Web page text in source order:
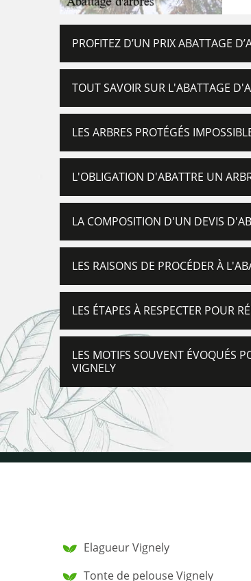
PROFITEZ D’UN PRIX ABATTAGE
TOUT SAVOIR SUR L'ABATTAGE
LES ARBRES PROTÉGÉS
L'OBLIGATION D'ABATTRE UN
LA COMPOSITION D'UN DEVIS
LES RAISONS DE PROCÉDER À
LES ÉTAPES À RESPECTER POUR
LES MOTIFS SOUVENT ÉVOQUÉS
VIGNELY
Elagueur Vignely
Tonte de pelouse Vignely